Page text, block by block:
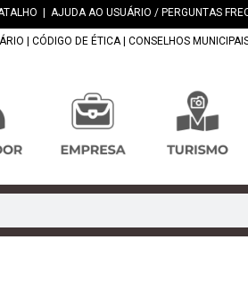
AJUDA AO USUÁRIO / PERGUNTAS
CÓDIGO DE ÉTICA| CONSELHOS